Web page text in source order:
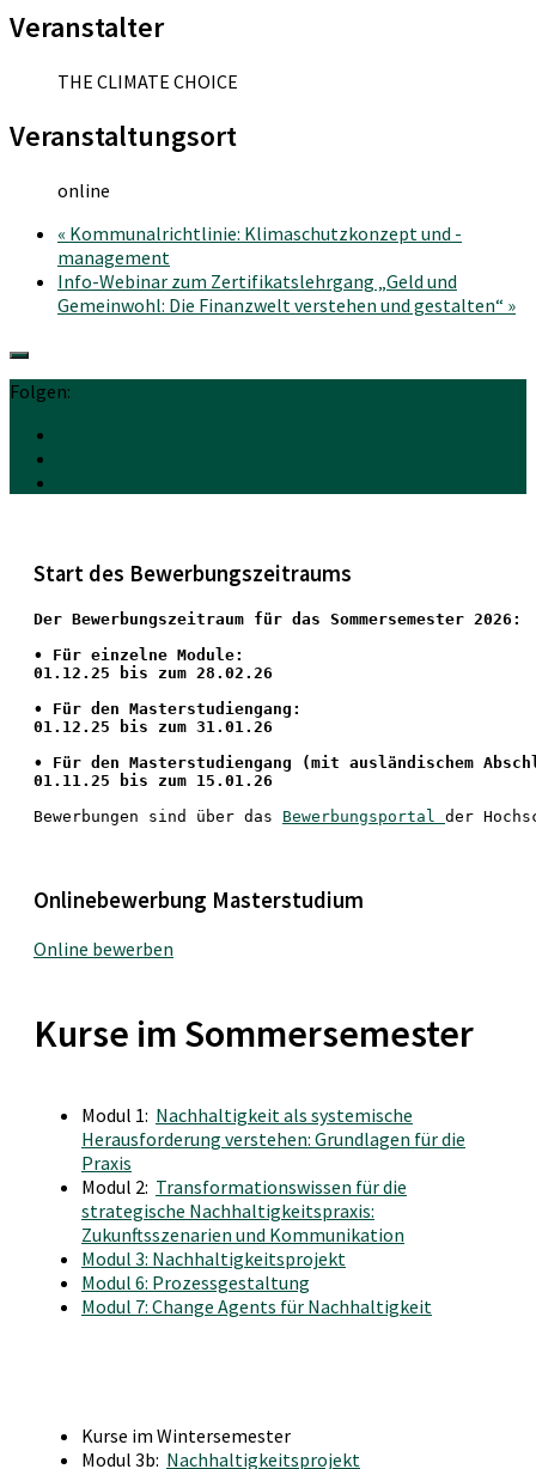
Veranstalter
THE CLIMATE CHOICE
Veranstaltungsort
online
« Kommunalrichtlinie: Klimaschutzkonzept und -
management
Info-Webinar zum Zertifikatslehrgang „Geld und
Gemeinwohl: Die Finanzwelt verstehen und gestalten“ »
Folgen:
Start des Bewerbungszeitraums
Der Bewerbungszeitraum für das Sommersemester 2026:
• Für einzelne Module:
01.12.25 bis zum 28.02.26
• Für den Masterstudiengang:
01.12.25 bis zum 31.01.26
• Für den Masterstudiengang (mit ausländischem
01.11.25 bis zum 15.01.26
Bewerbungen sind über das Bewerbungsportal der
Onlinebewerbung Masterstudium
Online bewerben
Kurse im Sommersemester
Modul 1: Nachhaltigkeit als systemische
Herausforderung verstehen: Grundlagen für die
Praxis
Modul 2: Transformationswissen für die
strategische Nachhaltigkeitspraxis:
Zukunftsszenarien und Kommunikation
Modul 3: Nachhaltigkeitsprojekt
Modul 6: Prozessgestaltung
Modul 7: Change Agents für Nachhaltigkeit
Kurse im Wintersemester
Modul 3b: Nachhaltigkeitsprojekt